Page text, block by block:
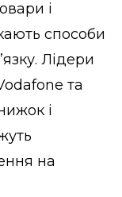
і
способи
Лідери
та
і
на